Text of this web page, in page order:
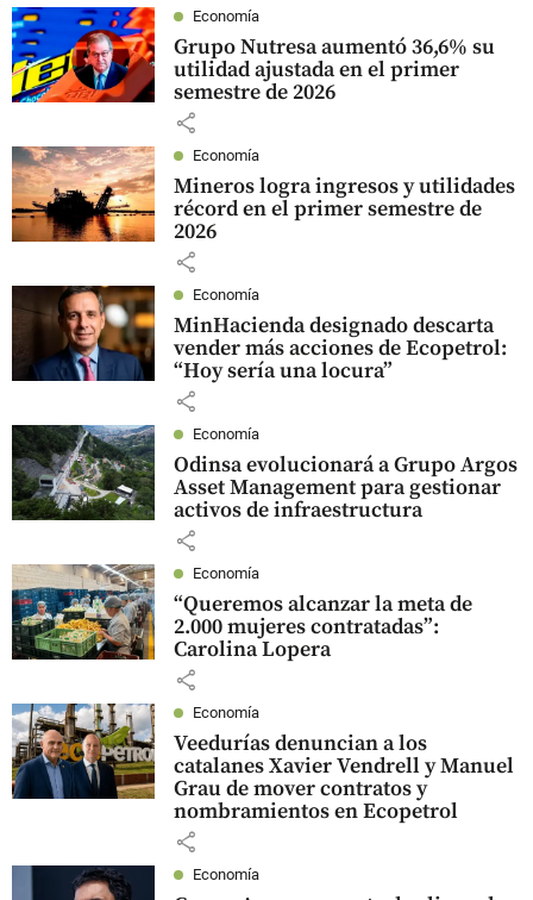
Economía
Grupo Nutresa aumentó 36,6% su
utilidad ajustada en el primer
semestre de 2026
share
Economía
Mineros logra ingresos y utilidades
récord en el primer semestre de
2026
share
Economía
MinHacienda designado descarta
vender más acciones de Ecopetrol:
“Hoy sería una locura”
share
Economía
Odinsa evolucionará a Grupo Argos
Asset Management para gestionar
activos de infraestructura
share
Economía
“Queremos alcanzar la meta de
2.000 mujeres contratadas”:
Carolina Lopera
share
Economía
Veedurías denuncian a los
catalanes Xavier Vendrell y Manuel
Grau de mover contratos y
nombramientos en Ecopetrol
share
Economía